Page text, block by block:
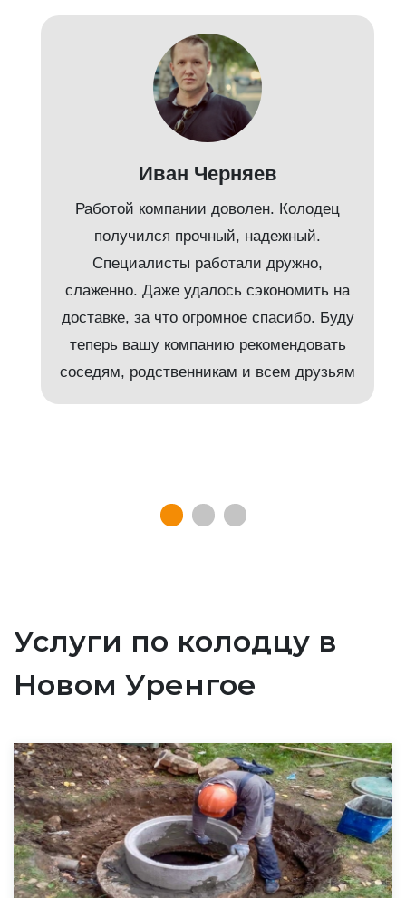
Иван Черняев
Работой компании доволен. Колодец
получился прочный, надежный.
Специалисты работали дружно,
слаженно. Даже удалось сэкономить на
доставке, за что огромное спасибо. Буду
теперь вашу компанию рекомендовать
соседям, родственникам и всем друзьям
Услуги по колодцу в
Новом Уренгое